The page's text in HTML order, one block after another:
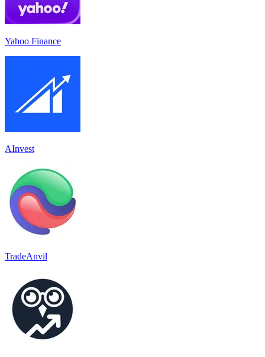
Yahoo Finance
AInvest
TradeAnvil